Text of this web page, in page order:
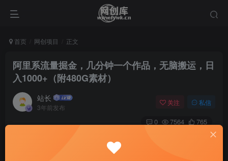
首页 网创项目 正文
阿里系流量掘金，几分钟一个作品，无脑搬运，日
入1000+（附480G素材）
站长
3年前发布
关注 私信
0 7564 765